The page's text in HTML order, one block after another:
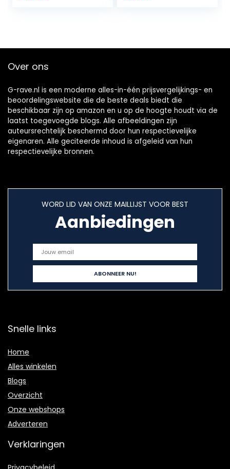
SC7,
externe microfoon
Over ons
G-rave.nl is een moderne alles-in-één prijsvergelijkings- en
beoordelingswebsite die de beste deals biedt die
beschikbaar zijn op amazon en u op de hoogte houdt via de
laatst toegevoegde blogs. Alle afbeeldingen zijn
auteursrechtelijk beschermd door hun respectievelijke
eigenaren. Alle geciteerde inhoud is afgeleid van hun
respectievelijke bronnen.
WORD LID VAN ONZE MAILLIJST VOOR BEST
Aanbiedingen
Snelle links
Home
Alles winkelen
Blogs
Overzicht
Onze webshops
Adverteren
Verklaringen